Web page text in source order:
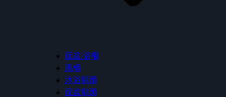
面盆/浴櫃
馬桶
沐浴龍頭
面盆龍頭